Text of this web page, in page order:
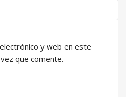
y web en este
que comente.